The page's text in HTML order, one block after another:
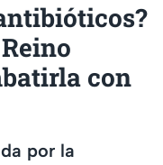
con
por la